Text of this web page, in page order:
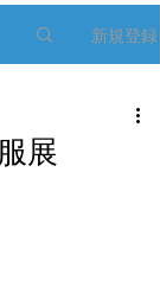
新規登録
展